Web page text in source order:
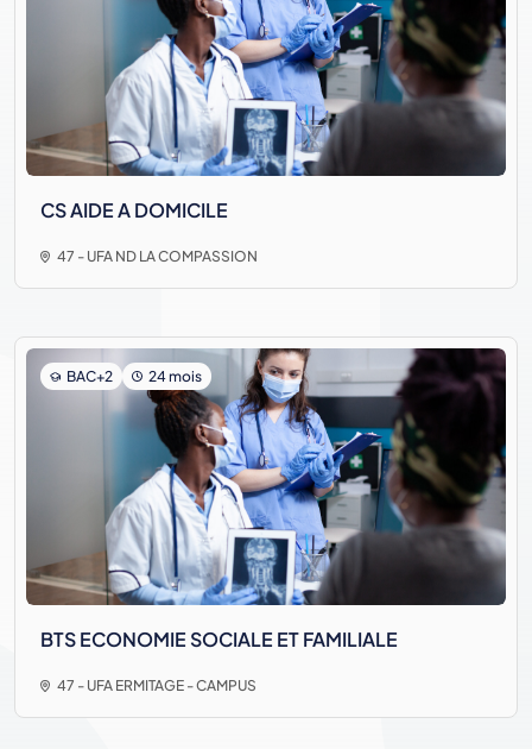
CS AIDE A DOMICILE
47 - UFA ND LA COMPASSION
BAC+2 24 mois
BTS ECONOMIE SOCIALE ET FAMILIALE
47 - UFA ERMITAGE - CAMPUS